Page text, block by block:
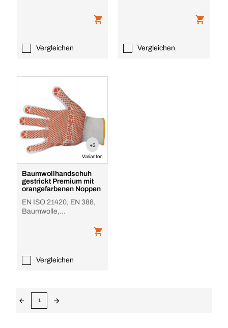
Vergleichen Vergleichen
+3
Varianten
Baumwollhandschuh
gestrickt Premium mit
orangefarbenen Noppen
EN ISO 21420, EN 388,
Baumwolle,
Vergleichen
1